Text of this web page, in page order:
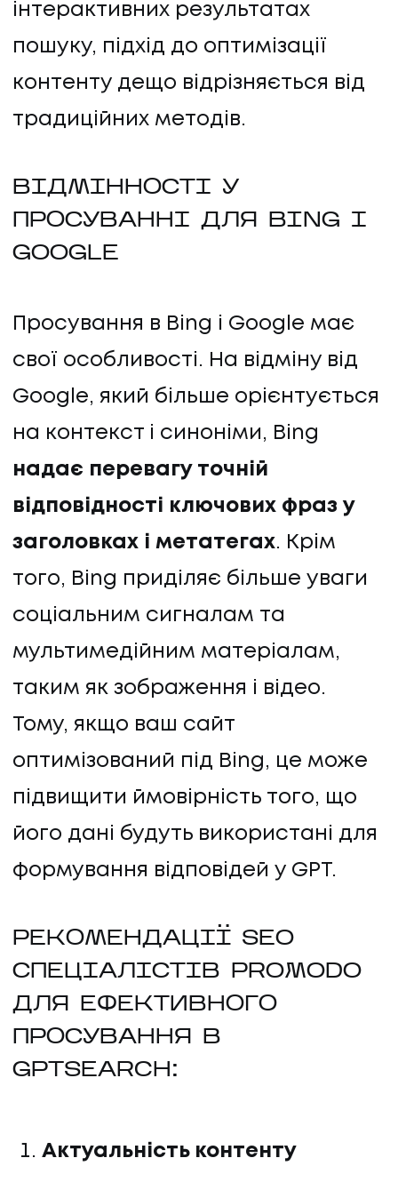
інтерактивних результатах
пошуку, підхід до оптимізації
контенту дещо відрізняється від
традиційних методів.
ВІДМІННОСТІ У
ПРОСУВАННІ ДЛЯ BING І
GOOGLE
Просування в Bing і Google має
свої особливості. На відміну від
Google, який більше орієнтується
на контекст і синоніми, Bing
надає перевагу точній
відповідності ключових фраз у
заголовках і метатегах. Крім
того, Bing приділяє більше уваги
соціальним сигналам та
мультимедійним матеріалам,
таким як зображення і відео.
Тому, якщо ваш сайт
оптимізований під Bing, це може
підвищити ймовірність того, що
його дані будуть використані для
формування відповідей у GPT.
РЕКОМЕНДАЦІЇ SEO
СПЕЦІАЛІСТІВ PROMODO
ДЛЯ ЕФЕКТИВНОГО
ПРОСУВАННЯ В
GPTSEARCH:
Актуальність контенту
НАПИСАТИ НАМ
UA
UA